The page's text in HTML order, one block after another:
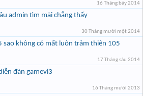
16 Tháng bảy 2014
admin tìm mãi chẳng thấy
30 Tháng mười một 2014
sao không có mất luôn trảm thiên 105
17 Tháng sáu 2014
đàn gamevl3
16 Tháng mười 2013